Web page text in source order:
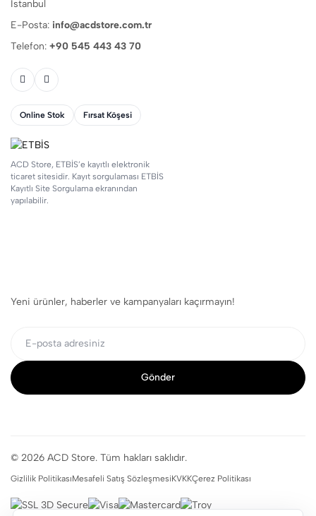
İstanbul
E-Posta: info@acdstore.com.tr
Telefon: +90 545 443 43 70
Online Stok Fırsat Köşesi
ACD Store, ETBİS’e kayıtlı elektronik
ticaret sitesidir. Kayıt sorgulaması ETBİS
Kayıtlı Site Sorgulama ekranından
yapılabilir.
Yeni ürünler, haberler ve kampanyaları kaçırmayın!
Gönder
© 2026 ACD Store. Tüm hakları saklıdır.
Gizlilik PolitikasıMesafeli Satış SözleşmesiKVKKÇerez Politikası